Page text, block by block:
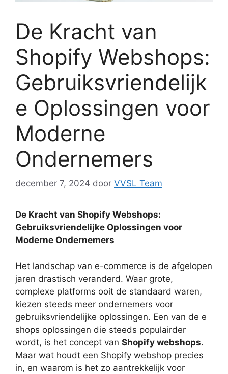
De Kracht van
Shopify Webshops:
Gebruiksvriendelijk
e Oplossingen voor
Moderne
Ondernemers
december 7, 2024 door VVSL Team
De Kracht van Shopify Webshops:
Gebruiksvriendelijke Oplossingen voor
Moderne Ondernemers
Het landschap van e-commerce is de afgelopen
jaren drastisch veranderd. Waar grote,
complexe platforms ooit de standaard waren,
kiezen steeds meer ondernemers voor
gebruiksvriendelijke oplossingen. Een van de e
shops oplossingen die steeds populairder
wordt, is het concept van Shopify webshops.
Maar wat houdt een Shopify webshop precies
in, en waarom is het zo aantrekkelijk voor